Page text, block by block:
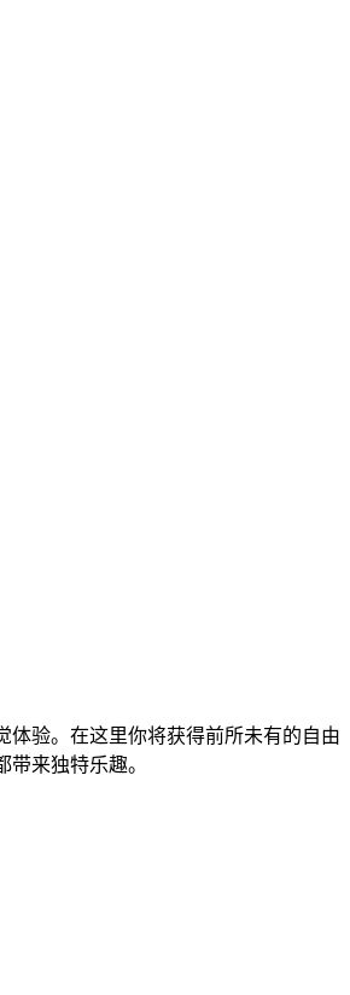
体验。在这里你将获得前所未有的自由
来独特乐趣。